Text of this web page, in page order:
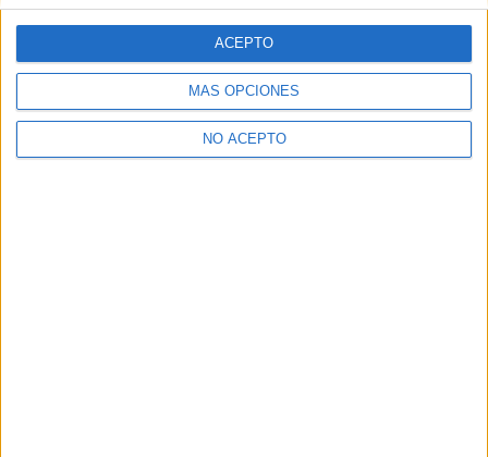
MÁS OPCIONES
NO ACEPTO
ACEPTO
Y como regalo de agradecimiento, por registrarte te daremos
gratis una copia de nuestro ebook con 100 consejos para tu
primer año de universidad